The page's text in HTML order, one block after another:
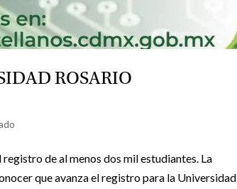
ROSARIO
registro de al menos dos mil estudiantes. La
que avanza el registro para la Universidad